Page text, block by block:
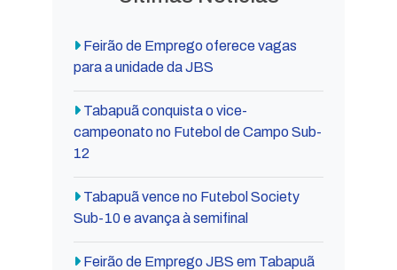
Feirão de Emprego oferece vagas
para a unidade da JBS
Tabapuã conquista o vice-
campeonato no Futebol de Campo Sub-
12
Tabapuã vence no Futebol Society
Sub-10 e avança à semifinal
Feirão de Emprego JBS em Tabapuã